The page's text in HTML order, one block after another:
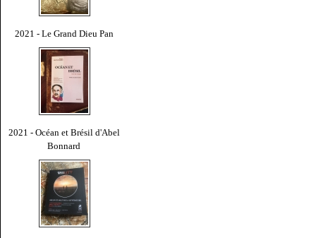
2021 - Le Grand Dieu Pan
2021 - Océan et Brésil d'Abel
Bonnard